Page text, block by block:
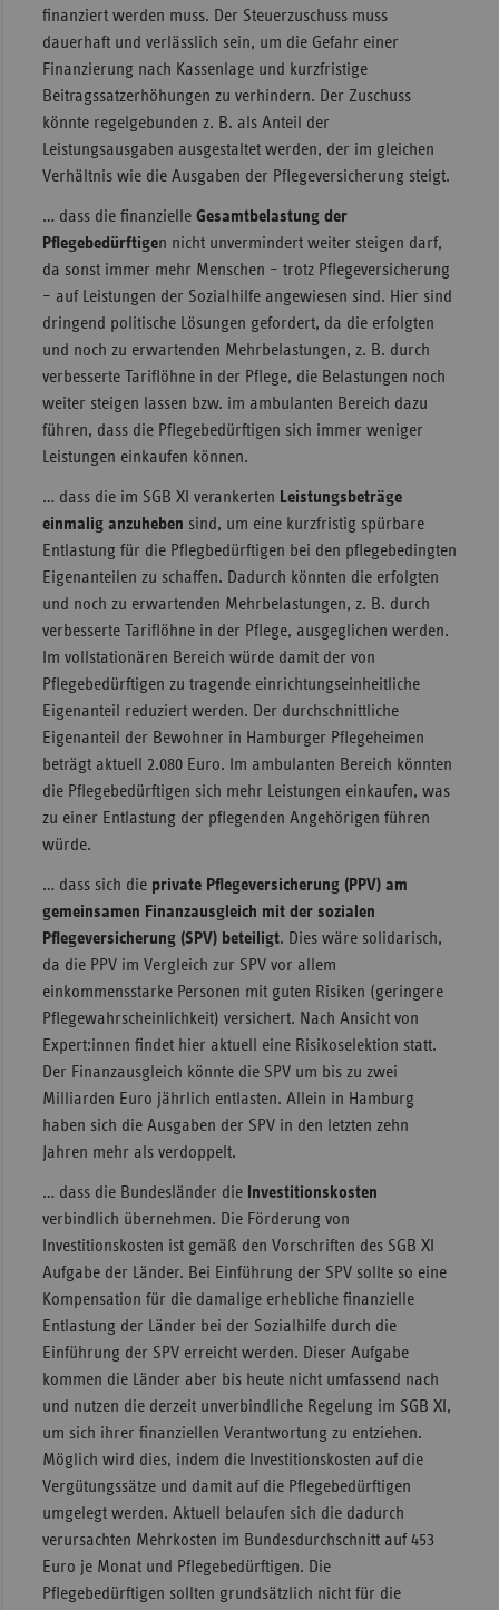
finanziert werden muss. Der Steuerzuschuss muss
dauerhaft und verlässlich sein, um die Gefahr einer
Finanzierung nach Kassenlage und kurzfristige
Beitragssatzerhöhungen zu verhindern. Der Zuschuss
könnte regelgebunden z. B. als Anteil der
Leistungsausgaben ausgestaltet werden, der im gleichen
Verhältnis wie die Ausgaben der Pflegeversicherung steigt.
… dass die finanzielle Gesamtbelastung der
Pflegebedürftigen nicht unvermindert weiter steigen darf,
da sonst immer mehr Menschen – trotz Pflegeversicherung
– auf Leistungen der Sozialhilfe angewiesen sind. Hier sind
dringend politische Lösungen gefordert, da die erfolgten
und noch zu erwartenden Mehrbelastungen, z. B. durch
verbesserte Tariflöhne in der Pflege, die Belastungen noch
weiter steigen lassen bzw. im ambulanten Bereich dazu
führen, dass die Pflegebedürftigen sich immer weniger
Leistungen einkaufen können.
… dass die im SGB XI verankerten Leistungsbeträge
einmalig anzuheben sind, um eine kurzfristig spürbare
Entlastung für die Pflegbedürftigen bei den pflegebedingten
Eigenanteilen zu schaffen. Dadurch könnten die erfolgten
und noch zu erwartenden Mehrbelastungen, z. B. durch
verbesserte Tariflöhne in der Pflege, ausgeglichen werden.
Im vollstationären Bereich würde damit der von
Pflegebedürftigen zu tragende einrichtungseinheitliche
Eigenanteil reduziert werden. Der durchschnittliche
Eigenanteil der Bewohner in Hamburger Pflegeheimen
beträgt aktuell 2.080 Euro. Im ambulanten Bereich könnten
die Pflegebedürftigen sich mehr Leistungen einkaufen, was
zu einer Entlastung der pflegenden Angehörigen führen
würde.
… dass sich die private Pflegeversicherung (PPV) am
gemeinsamen Finanzausgleich mit der sozialen
Pflegeversicherung (SPV) beteiligt. Dies wäre solidarisch,
da die PPV im Vergleich zur SPV vor allem
einkommensstarke Personen mit guten Risiken (geringere
Pflegewahrscheinlichkeit) versichert. Nach Ansicht von
Expert:innen findet hier aktuell eine Risikoselektion statt.
Der Finanzausgleich könnte die SPV um bis zu zwei
Milliarden Euro jährlich entlasten. Allein in Hamburg
haben sich die Ausgaben der SPV in den letzten zehn
Jahren mehr als verdoppelt.
… dass die Bundesländer die Investitionskosten
verbindlich übernehmen. Die Förderung von
Investitionskosten ist gemäß den Vorschriften des SGB XI
Aufgabe der Länder. Bei Einführung der SPV sollte so eine
Kompensation für die damalige erhebliche finanzielle
Entlastung der Länder bei der Sozialhilfe durch die
Einführung der SPV erreicht werden. Dieser Aufgabe
kommen die Länder aber bis heute nicht umfassend nach
und nutzen die derzeit unverbindliche Regelung im SGB XI,
um sich ihrer finanziellen Verantwortung zu entziehen.
Möglich wird dies, indem die Investitionskosten auf die
Vergütungssätze und damit auf die Pflegebedürftigen
umgelegt werden. Aktuell belaufen sich die dadurch
verursachten Mehrkosten im Bundesdurchschnitt auf 453
Euro je Monat und Pflegebedürftigen. Die
Pflegebedürftigen sollten grundsätzlich nicht für die